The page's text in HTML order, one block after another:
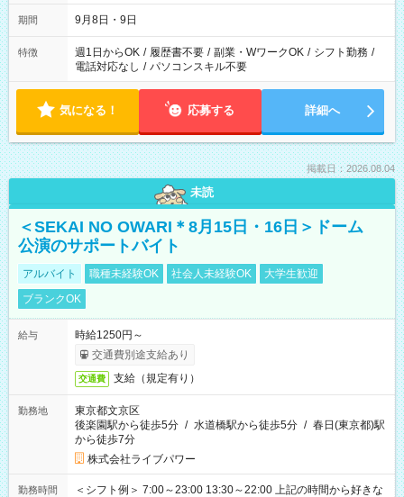
時間は変更となる可能性があります
期間 9月8日・9日
特徴 週1日からOK / 履歴書不要 / 副業・WワークOK / シフト勤務 /
電話対応なし / パソコンスキル不要
気になる！ 応募する 詳細へ
掲載日：2026.08.04
未読
＜SEKAI NO OWARI＊8月15日・16日＞ドーム
公演のサポートバイト
アルバイト 職種未経験OK 社会人未経験OK
大学生歓迎
ブランクOK
給与
時給1250円～
交通費別途支給あり
交通費 支給（規定有り）
勤務地
東京都文京区
後楽園駅から徒歩5分 / 水道橋駅から徒歩5分 / 春日(東京都)駅
から徒歩7分
株式会社ライブパワー
勤務時間
＜シフト例＞ 7:00～23:00 13:30～22:00 上記の時間から好きな